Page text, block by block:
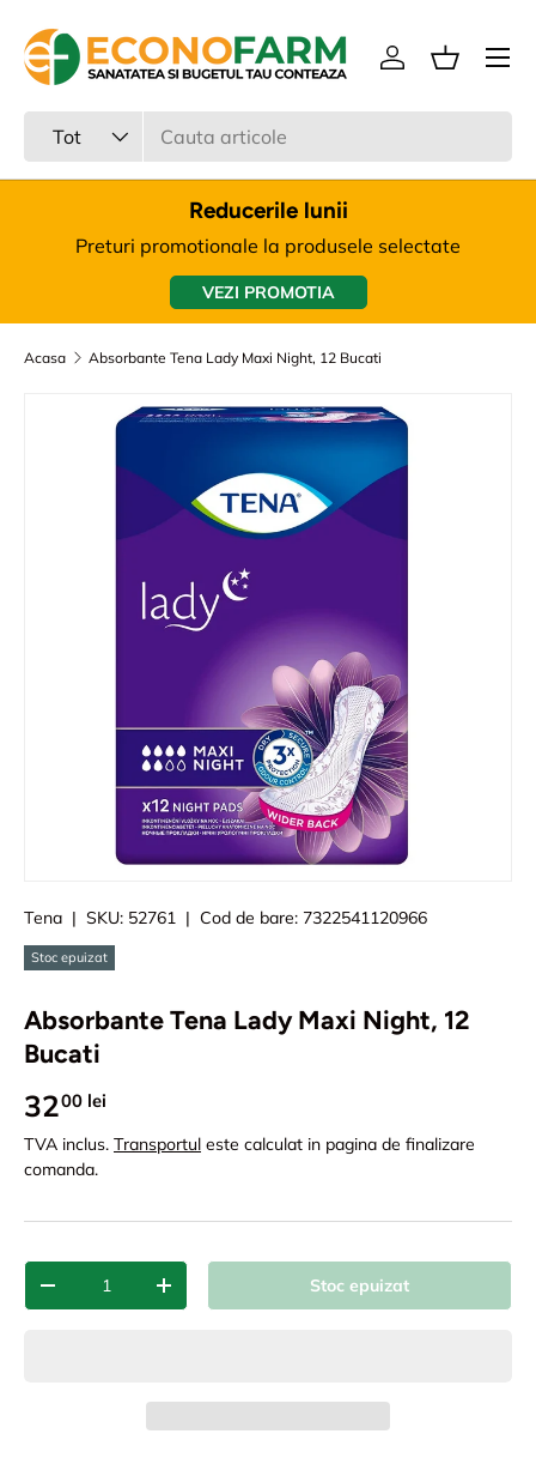
Sari la continut
Tot
Intra in cont
Cos
Meniu
Reducerile lunii
Preturi promotionale la produsele selectate
VEZI PROMOTIA
Acasa Absorbante Tena Lady Maxi Night, 12 Bucati
Tena | SKU: 52761 | Cod de bare: 7322541120966
Stoc epuizat
Absorbante Tena Lady Maxi Night, 12
Bucati
3200 lei
TVA inclus. Transportul este calculat in pagina de finalizare
comanda.
Cant.
-
+ Stoc epuizat